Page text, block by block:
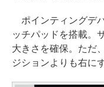
ポインティングデ
ッチパッドを搭載。
大きさを確保。ただ
ジションよりも右に